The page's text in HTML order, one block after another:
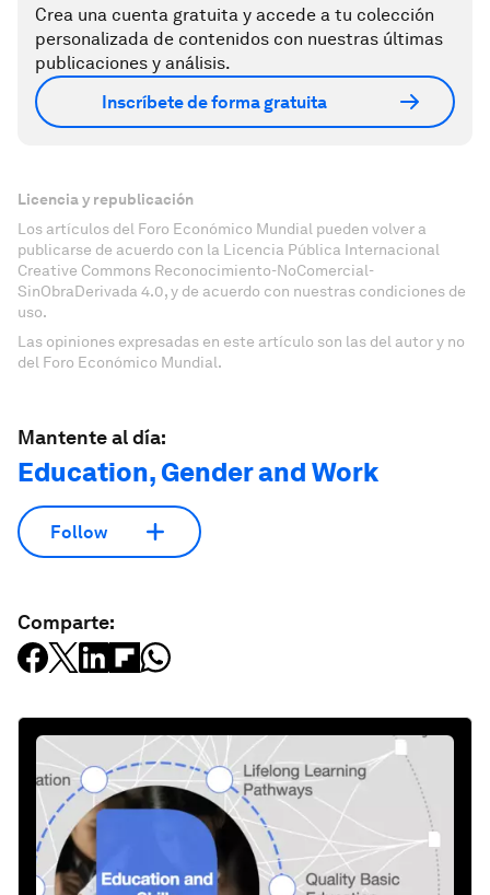
Crea una cuenta gratuita y accede a tu colección
personalizada de contenidos con nuestras últimas
publicaciones y análisis.
Inscríbete de forma gratuita
Licencia y republicación
Los artículos del Foro Económico Mundial pueden volver a
publicarse de acuerdo con la Licencia Pública Internacional
Creative Commons Reconocimiento-NoComercial-
SinObraDerivada 4.0, y de acuerdo con nuestras condiciones de
uso.
Las opiniones expresadas en este artículo son las del autor y no
del Foro Económico Mundial.
Mantente al día:
Education, Gender and Work
Follow
Comparte: